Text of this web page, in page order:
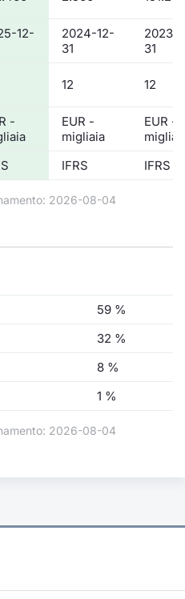
12-
2024-12-
31
2023-
31
12 12
-
EUR -
migliaia
EUR -
IFRS IFRS
2026-08-04
59 %
32 %
8 %
1 %
2026-08-04